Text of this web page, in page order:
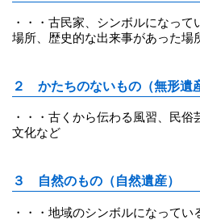
・・・古民家、シンボルになっ
場所、歴史的な出来事があった場
２ かたちのないもの（無形遺
・・・古くから伝わる風習、民
文化など
３ 自然のもの（自然遺産）
・・・地域のシンボルになって